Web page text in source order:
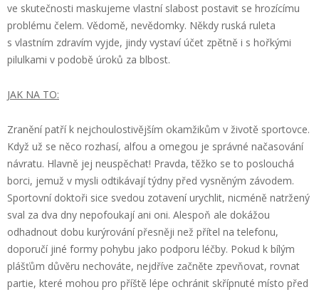
ve skutečnosti maskujeme vlastní slabost postavit se hrozícímu
problému čelem. Vědomě, nevědomky. Někdy ruská ruleta
s vlastním zdravím vyjde, jindy vystaví účet zpětně i s hořkými
pilulkami v podobě úroků za blbost.
JAK NA TO:
Zranění patří k nejchoulostivějším okamžikům v životě sportovce.
Když už se něco rozhasí, alfou a omegou je správné načasování
návratu. Hlavně jej neuspěchat! Pravda, těžko se to poslouchá
borci, jemuž v mysli odtikávají týdny před vysněným závodem.
Sportovní doktoři sice svedou zotavení urychlit, nicméně natržený
sval za dva dny nepofoukají ani oni. Alespoň ale dokážou
odhadnout dobu kurýrování přesněji než přítel na telefonu,
doporučí jiné formy pohybu jako podporu léčby. Pokud k bílým
plášťům důvěru nechováte, nejdříve začněte zpevňovat, rovnat
partie, které mohou pro příště lépe ochránit skřípnuté místo před